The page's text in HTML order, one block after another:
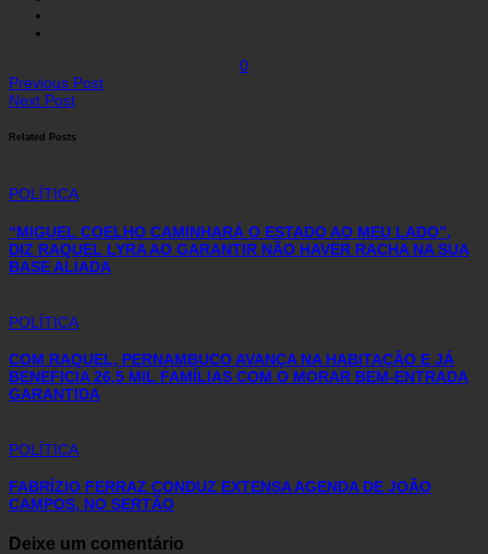
0
Previous Post
Next Post
Related Posts
POLÍTICA
“MIGUEL COELHO CAMINHARÁ O ESTADO AO MEU LADO”,
DIZ RAQUEL LYRA AO GARANTIR NÃO HAVER RACHA NA SUA
BASE ALIADA
POLÍTICA
COM RAQUEL, PERNAMBUCO AVANÇA NA HABITAÇÃO E JÁ
BENEFICIA 26,5 MIL FAMÍLIAS COM O MORAR BEM-ENTRADA
GARANTIDA
POLÍTICA
FABRÍZIO FERRAZ CONDUZ EXTENSA AGENDA DE JOÃO
CAMPOS, NO SERTÃO
Deixe um comentário